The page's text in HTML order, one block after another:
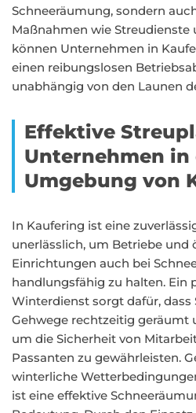
Schneeräumung, sondern
Maßnahmen wie Streudienste
können Unternehmen in
einen reibungslosen
unabhängig von den Launen
Effektive
Unternehmen in
Umgebung von
In Kaufering ist eine
unerlässlich, um Betriebe und
Einrichtungen auch bei
handlungsfähig zu halten. Ein
Winterdienst sorgt dafür, dass
Gehwege rechtzeitig geräumt
um die Sicherheit von
Passanten zu gewährleisten.
winterliche
ist eine effektive